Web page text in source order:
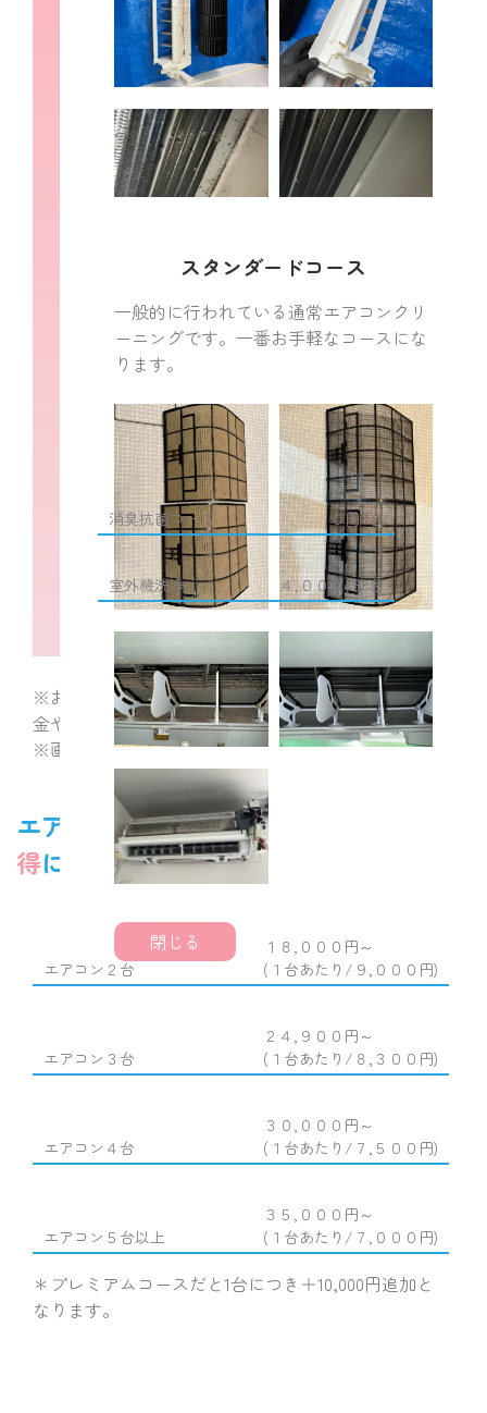
閉じる
通常モデル
10,000円
お掃除機能付き
17,500円
詳細はこちら
スタンダードコース
一般的に行われている通常エアコンクリ
ーニングです。​一番お手軽なコースにな
ります。
閉じる
オプション
消臭抗菌コート ０円/台
室外機洗浄 ４,０００円/台
※お掃除機能付は、機種や設置状況などにより別料
金やお受け出来ない場合があります。
※画像はイメージです。
エアコンクリーニング複数台だと
得に
エアコン２台
１８,０００円～
(１台あたり/９,０００円)
エアコン３台
２４,９００円～
(１台あたり/８,３００円)
エアコン４台
３０,０００円～
(１台あたり/７,５００円)
エアコン５台以上
３５,０００円～
(１台あたり/７,０００円)
＊プレミアムコースだと1台につき＋10,000円追加と
なります。